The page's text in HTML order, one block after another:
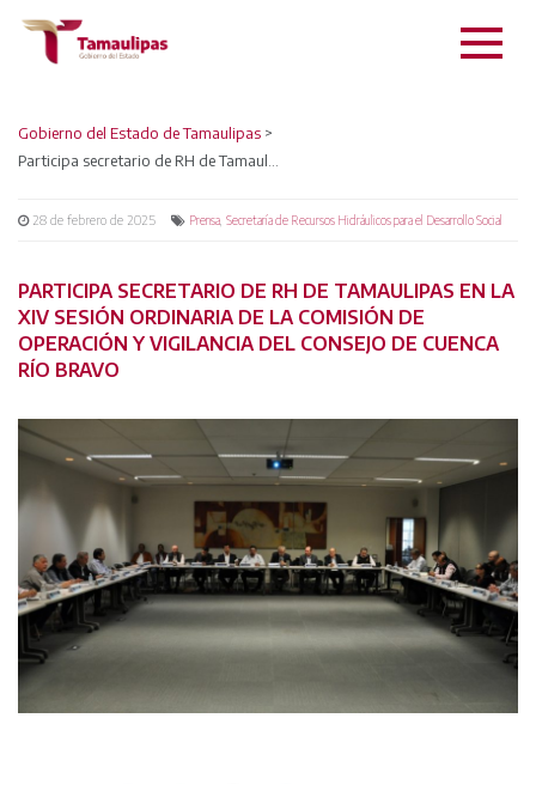
Gobierno del Estado de Tamaulipas >
28 de febrero de 2025 Prensa Secretaría de Recursos Hidráulicos para el Desarrollo Social
PARTICIPA SECRETARIO DE RH DE TAMAULIPAS EN LA
XIV SESIÓN ORDINARIA DE LA COMISIÓN DE
OPERACIÓN Y VIGILANCIA DEL CONSEJO DE CUENCA
RÍO BRAVO